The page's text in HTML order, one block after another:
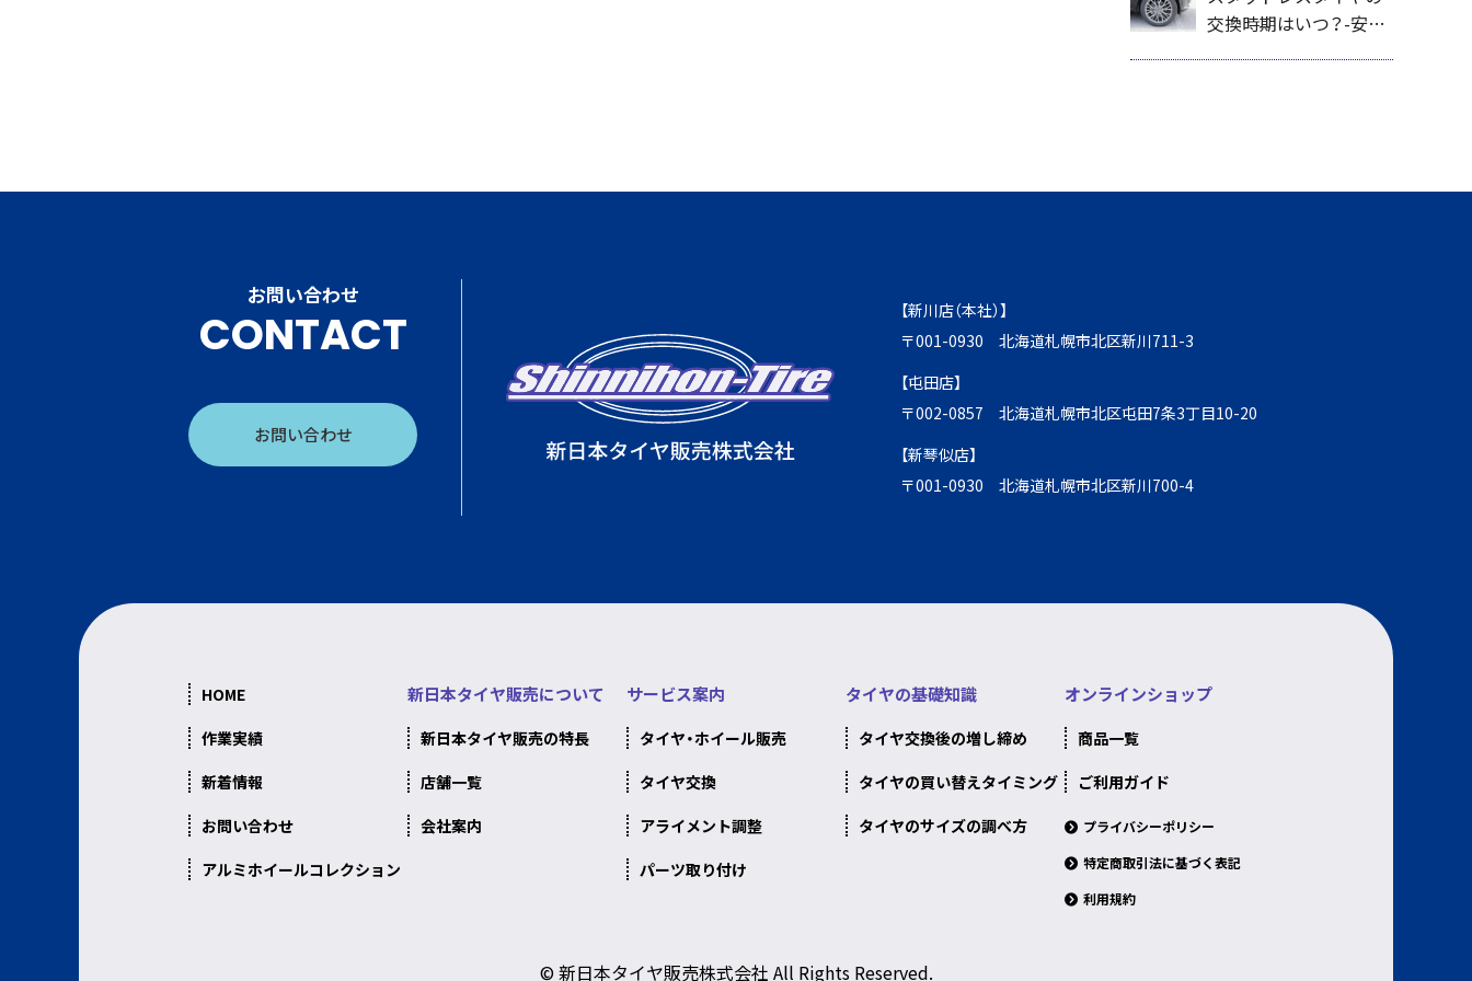
日本タイヤ販売株式会
社が解説
交換時期はいつ？-安全
お問い合わせ
CONTACT
お問い合わせ
【新川店（本社）】
〒001-0930 北海道札幌市北区新川711-3
【屯田店】
〒002-0857 北海道札幌市北区屯田7条3丁目10-20
【新琴似店】
〒001-0930 北海道札幌市北区新川700-4
HOME
作業実績
新着情報
お問い合わせ
アルミホイールコレクション
新日本タイヤ販売について
新日本タイヤ販売の特長
店舗一覧
会社案内
サービス案内
タイヤ・ホイール販売
タイヤ交換
アライメント調整
パーツ取り付け
タイヤの基礎知識
タイヤ交換後の増し締め
タイヤの買い替えタイミング
タイヤのサイズの調べ方
オンラインショップ
商品一覧
ご利用ガイド
プライバシーポリシー
特定商取引法に基づく表記
利用規約
© 新日本タイヤ販売株式会社 All Rights Reserved.